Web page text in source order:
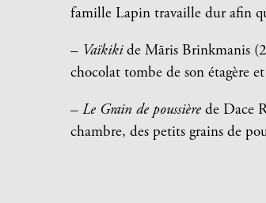
famille Lapin travaille dur afin
– Vaïkikide Māris Brinkmanis
chocolat tombe de son étagère
–Le Grain de poussière de Dace
chambre, des petits grains de